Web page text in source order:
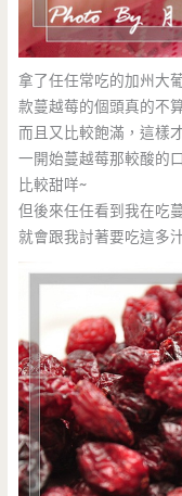
拿了任任常吃的加州大
款蔓越莓的個頭真的不
而且又比較飽滿，這樣
一開始蔓越莓那較酸的
比較甜咩~
但後來任任看到我在吃
就會跟我討著要吃這多